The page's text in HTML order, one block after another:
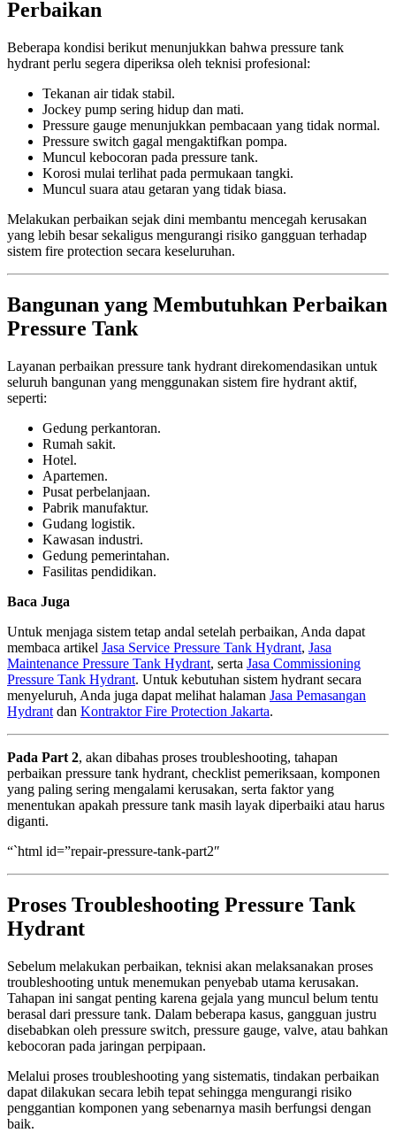
Perbaikan
Beberapa kondisi berikut menunjukkan bahwa pressure tank
hydrant perlu segera diperiksa oleh teknisi profesional:
Tekanan air tidak stabil.
Jockey pump sering hidup dan mati.
Pressure gauge menunjukkan pembacaan yang tidak normal.
Pressure switch gagal mengaktifkan pompa.
Muncul kebocoran pada pressure tank.
Korosi mulai terlihat pada permukaan tangki.
Muncul suara atau getaran yang tidak biasa.
Melakukan perbaikan sejak dini membantu mencegah kerusakan
yang lebih besar sekaligus mengurangi risiko gangguan terhadap
sistem fire protection secara keseluruhan.
Bangunan yang Membutuhkan Perbaikan
Pressure Tank
Layanan perbaikan pressure tank hydrant direkomendasikan untuk
seluruh bangunan yang menggunakan sistem fire hydrant aktif,
seperti:
Gedung perkantoran.
Rumah sakit.
Hotel.
Apartemen.
Pusat perbelanjaan.
Pabrik manufaktur.
Gudang logistik.
Kawasan industri.
Gedung pemerintahan.
Fasilitas pendidikan.
Baca Juga
Untuk menjaga sistem tetap andal setelah perbaikan, Anda dapat
membaca artikel Jasa Service Pressure Tank Hydrant, Jasa
Maintenance Pressure Tank Hydrant, serta Jasa Commissioning
Pressure Tank Hydrant. Untuk kebutuhan sistem hydrant secara
menyeluruh, Anda juga dapat melihat halaman Jasa Pemasangan
Hydrant dan Kontraktor Fire Protection Jakarta.
Pada Part 2, akan dibahas proses troubleshooting, tahapan
perbaikan pressure tank hydrant, checklist pemeriksaan, komponen
yang paling sering mengalami kerusakan, serta faktor yang
menentukan apakah pressure tank masih layak diperbaiki atau harus
diganti.
“`html id=”repair-pressure-tank-part2″
Proses Troubleshooting Pressure Tank
Hydrant
Sebelum melakukan perbaikan, teknisi akan melaksanakan proses
troubleshooting untuk menemukan penyebab utama kerusakan.
Tahapan ini sangat penting karena gejala yang muncul belum tentu
berasal dari pressure tank. Dalam beberapa kasus, gangguan justru
disebabkan oleh pressure switch, pressure gauge, valve, atau bahkan
kebocoran pada jaringan perpipaan.
Melalui proses troubleshooting yang sistematis, tindakan perbaikan
dapat dilakukan secara lebih tepat sehingga mengurangi risiko
penggantian komponen yang sebenarnya masih berfungsi dengan
baik.